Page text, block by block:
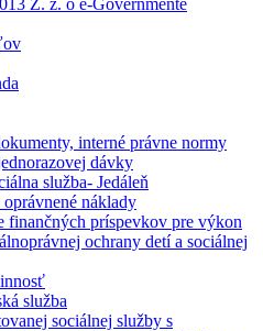
Z. z. o e-Governmente
interné právne normy
dávky
služba- Jedáleň
náklady
finančných príspevkov pre výkon
ochrany detí a sociálnej
služba
sociálnej služby s